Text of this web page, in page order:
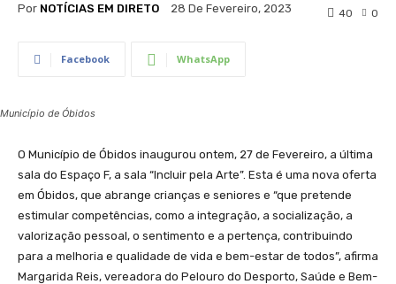
Por NOTÍCIAS EM DIRETO 28 De Fevereiro, 2023 0
40
Facebook WhatsApp
Município de Óbidos
O Município de Óbidos inaugurou ontem, 27 de Fevereiro, a última
sala do Espaço F, a sala “Incluir pela Arte”. Esta é uma nova oferta
em Óbidos, que abrange crianças e seniores e “que pretende
estimular competências, como a integração, a socialização, a
valorização pessoal, o sentimento e a pertença, contribuindo
para a melhoria e qualidade de vida e bem-estar de todos”, afirma
Margarida Reis, vereadora do Pelouro do Desporto, Saúde e Bem-